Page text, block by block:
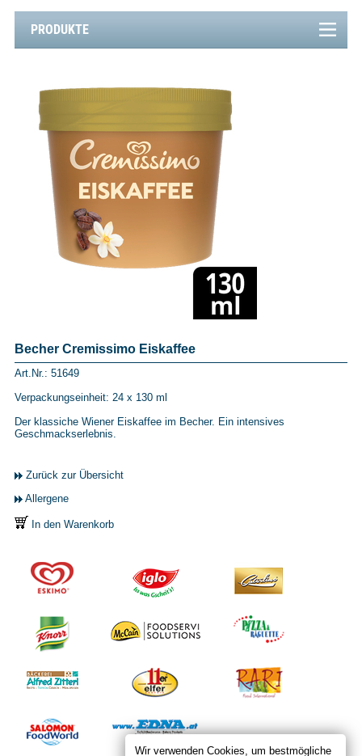
Wir verwenden Cookies, um bestmögliche
PRODUKTE
Becher Cremissimo Eiskaffee
Art.Nr.: 51649
Verpackungseinheit: 24 x 130 ml
Der klassiche Wiener Eiskaffee im Becher. Ein intensives
Geschmackserlebnis.
Zurück zur Übersicht
Allergene
In den Warenkorb